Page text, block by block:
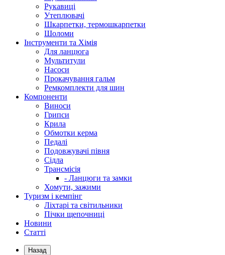
Рукавиці
Утеплювачі
Шкарпетки, термошкарпетки
Шоломи
Інструменти та Хімія
Для ланцюга
Мультитули
Насоси
Прокачування гальм
Ремкомплекти для шин
Компоненти
Виноси
Грипси
Крила
Обмотки керма
Педалі
Подовжувачі півня
Сідла
Трансмісія
- Ланцюги та замки
Хомути, зажими
Туризм і кемпінг
Ліхтарі та світильники
Пічки щепочниці
Новини
Статті
Назад